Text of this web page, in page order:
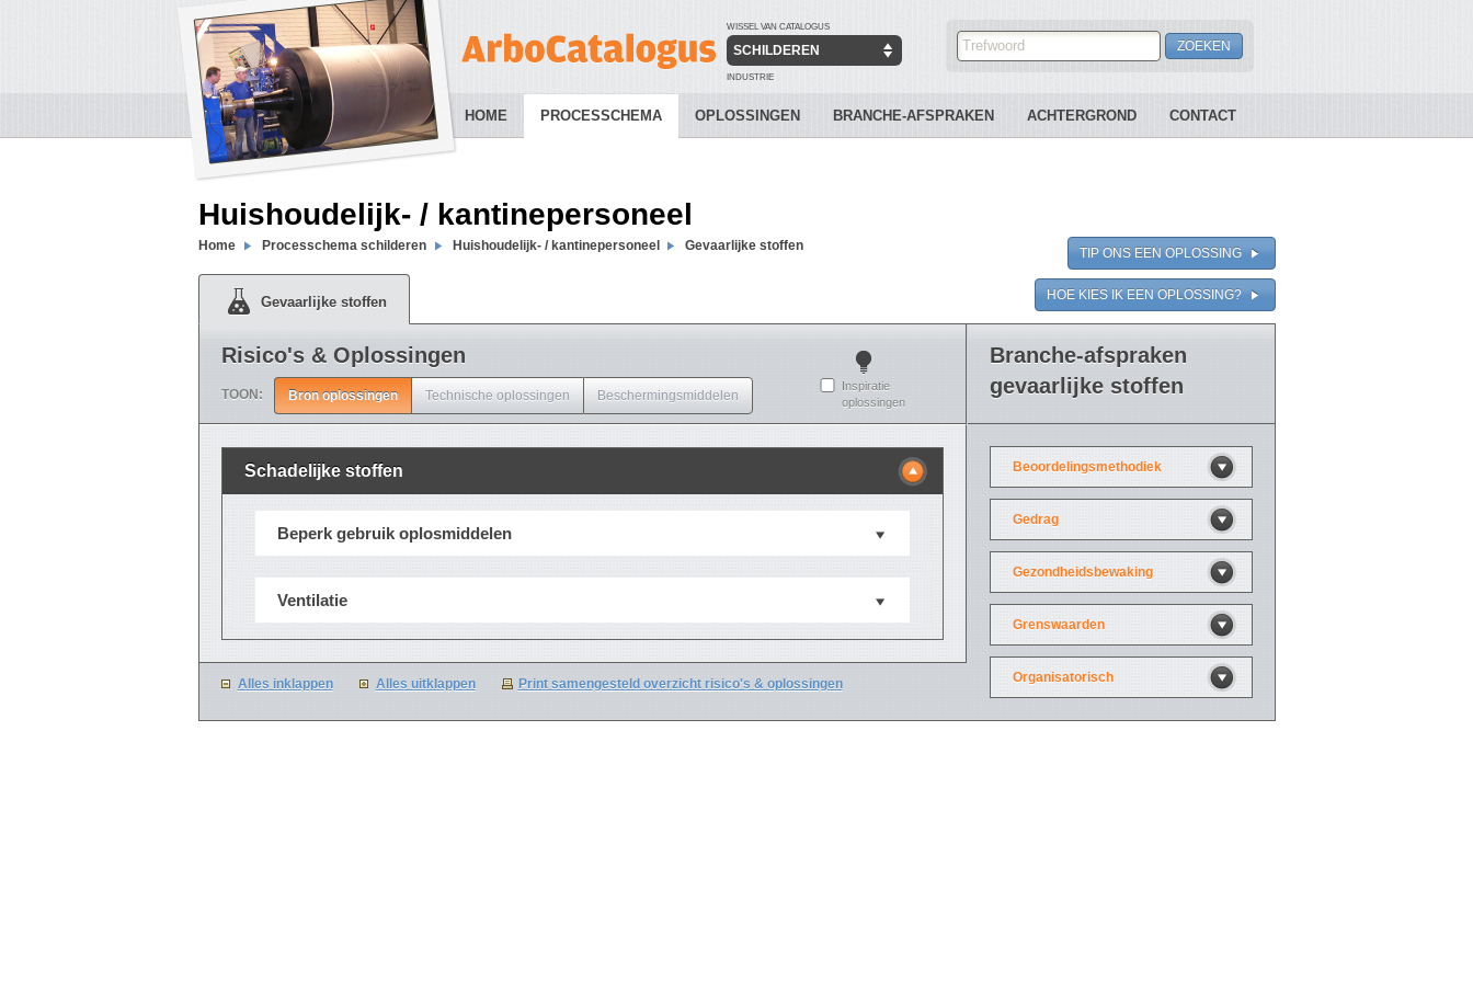
WISSEL VAN CATALOGUS
SCHILDEREN
INDUSTRIE
HOME PROCESSCHEMA OPLOSSINGEN BRANCHE-AFSPRAKEN ACHTERGROND CONTACT
Huishoudelijk- / kantinepersoneel
Home Processchema schilderen Huishoudelijk- / kantinepersoneel Gevaarlijke stoffen
Gevaarlijke stoffen
TIP ONS EEN OPLOSSING
HOE KIES IK EEN OPLOSSING?
Risico's & Oplossingen
TOON: Bron oplossingen Technische oplossingen Beschermingsmiddelen
Inspiratie
oplossingen
Schadelijke stoffen
Beperk gebruik oplosmiddelen
Ventilatie
Alles inklappen Alles uitklappen Print samengesteld overzicht risico's & oplossingen
Branche-afspraken
gevaarlijke stoffen
Beoordelingsmethodiek
Gedrag
Gezondheidsbewaking
Grenswaarden
Organisatorisch